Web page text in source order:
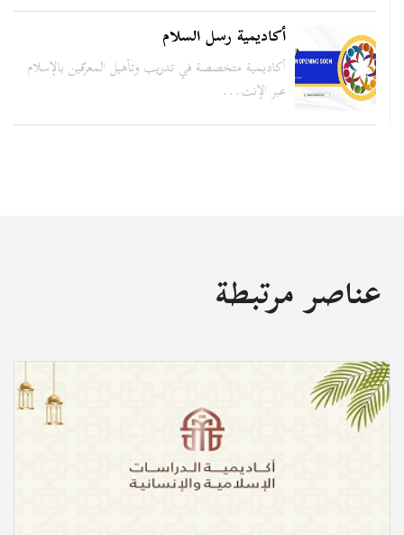
أكاديمية رسل السلام
أكاديمية متخصصة في تدريب وتأهيل المعرّفين بالإسلام
عبر الإنت...
عناصر مرتبطة